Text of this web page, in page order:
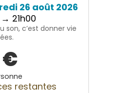
26 août 2026
21h00
son, c’est donner vie
€
restantes